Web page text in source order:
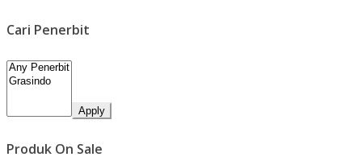
Cari Penerbit
Apply
Produk On Sale